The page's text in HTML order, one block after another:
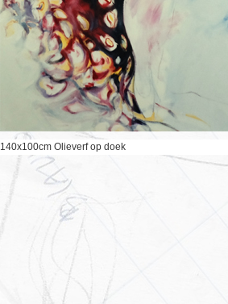
140x100cm Olieverf op doek